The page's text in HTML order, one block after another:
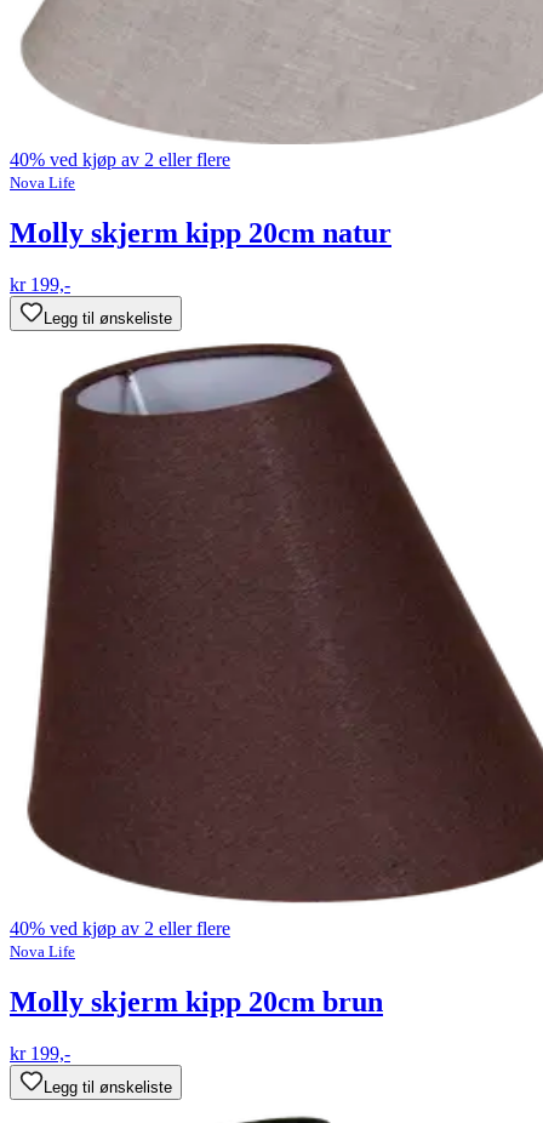
40% ved kjøp av 2 eller flere
Nova Life
Molly skjerm kipp 20cm natur
kr 199,-
Legg til ønskeliste
40% ved kjøp av 2 eller flere
Nova Life
Molly skjerm kipp 20cm brun
kr 199,-
Legg til ønskeliste